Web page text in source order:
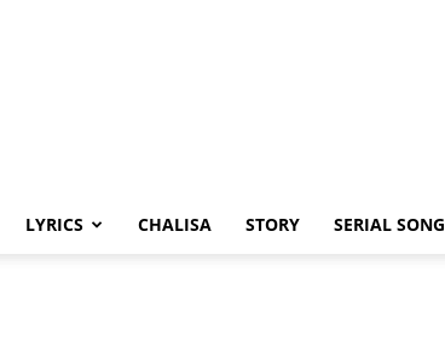
LYRICS CHALISA STORY SERIAL SONG